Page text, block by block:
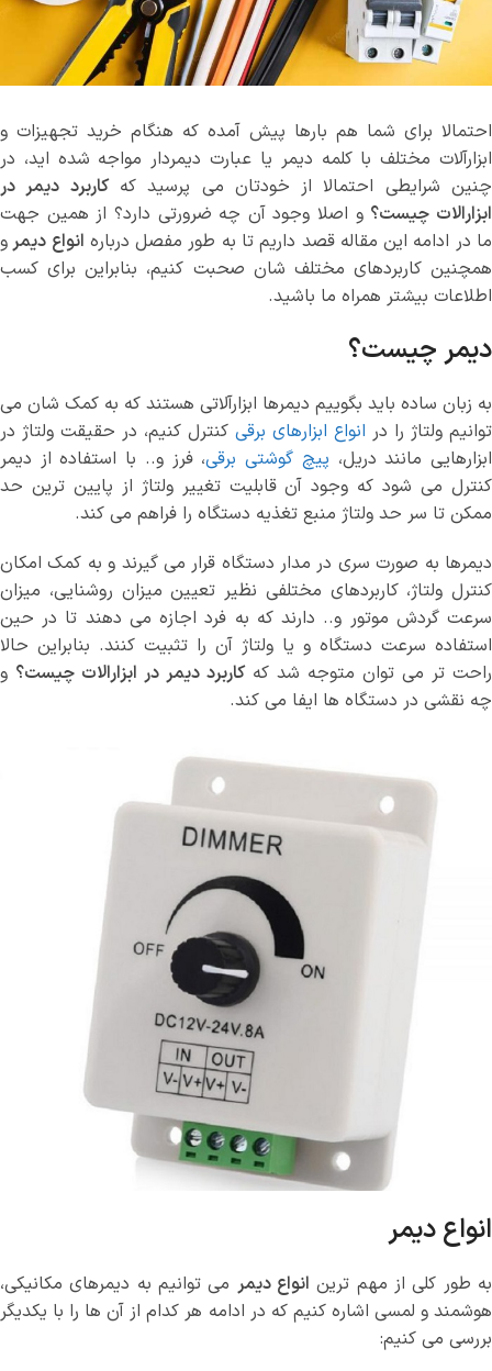
احتمالا برای شما هم بارها پیش آمده که هنگام خرید تجهیزات و
ابزارآلات مختلف با کلمه دیمر یا عبارت دیمردار مواجه شده اید، در
چنین شرایطی احتمالا از خودتان می پرسید کهکاربرد دیمر در
ابزارالات چیست؟ و اصلا وجود آن چه ضرورتی دارد؟ از همین جهت
ما در ادامه این مقاله قصد داریم تا به طور مفصل درباره انواع دیمرو
همچنین کاربردهای مختلف شان صحبت کنیم، بنابراین برای کسب
اطلاعات بیشتر همراه ما باشید.
دیمر چیست؟
به زبان ساده باید بگوییم دیمرها ابزارآلاتی هستند که به کمک شان می
توانیم ولتاژ را در انواع ابزارهای برقی کنترل کنیم، در حقیقت ولتاژ در
ابزارهایی مانند دریل، پیچ گوشتی برقی، فرز و.. با استفاده از دیمر
کنترل می شود که وجود آن قابلیت تغییر ولتاژ از پایین ترین حد
ممکن تا سر حد ولتاژ منبع تغذیه دستگاه را فراهم می کند.
دیمرها به صورت سری در مدار دستگاه قرار می گیرند و به کمک امکان
کنترل ولتاژ، کاربردهای مختلفی نظیر تعیین میزان روشنایی، میزان
سرعت گردش موتور و.. دارند که به فرد اجازه می دهند تا در حین
استفاده سرعت دستگاه و یا ولتاژ آن را تثبیت کنند. بنابراین حالا
راحت تر می توان متوجه شد کهکاربرد دیمر در ابزارالات چیست؟ و
چه نقشی در دستگاه ها ایفا می کند.
انواع دیمر
به طور کلی از مهم ترین انواع دیمر می توانیم به دیمرهای مکانیکی،
هوشمند و لمسی اشاره کنیم که در ادامه هر کدام از آن ها را با یکدیگر
بررسی می کنیم: